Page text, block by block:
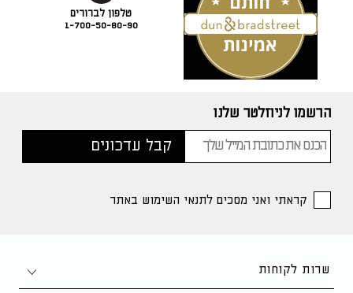
1-700-50-80-90
הרשמו לניוזלטר שלנו
קראתי ואני מסכים לתנאי השימוש באתר
שרות לקוחות